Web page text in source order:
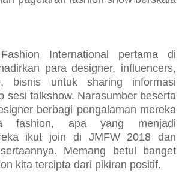
International pertama di
para designer, influencers,
bisnis untuk sharing informasi
sesi talkshow. Narasumber beserta
berbagi pengalaman mereka
fashion, apa yang menjadi
ikut join di JMFW 2018 dan
Memang betul banget
kita tercipta dari pikiran positif.